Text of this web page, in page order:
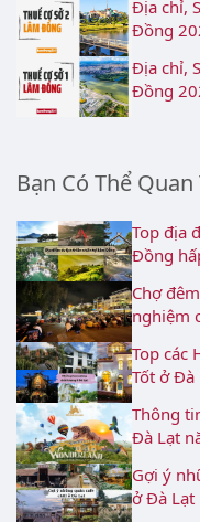
Địa chỉ,
Đồng
Địa chỉ,
Đồng
Bạn Có Thể Quan
Top địa
Đồng
Chợ
nghiệm
Top các
Tốt ở Đà
Thông
Đà Lạt
Gợi ý
ở Đà Lạt